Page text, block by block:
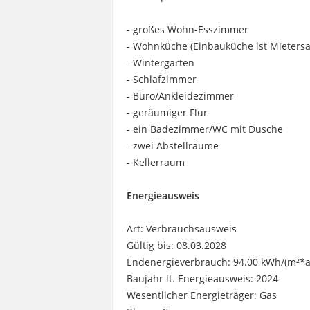
- großes Wohn-Esszimmer
- Wohnküche (Einbauküche ist
- Wintergarten
- Schlafzimmer
- Büro/Ankleidezimmer
- geräumiger Flur
- ein Badezimmer/WC mit Dusche
- zwei Abstellräume
- Kellerraum
Energieausweis
Art: Verbrauchsausweis
Gültig bis: 08.03.2028
Endenergieverbrauch: 94.00 kWh/
Baujahr lt. Energieausweis: 2024
Wesentlicher Energieträger: Gas